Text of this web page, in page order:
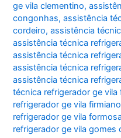
ge vila clementino,
congonhas,assistência
cordeiro,assistência
assistência técnica
assistência técnica
assistência técnica
assistência técnica
técnica refrigerador ge vila
refrigerador ge vila
refrigerador ge vila formosa
refrigerador ge vila gomes